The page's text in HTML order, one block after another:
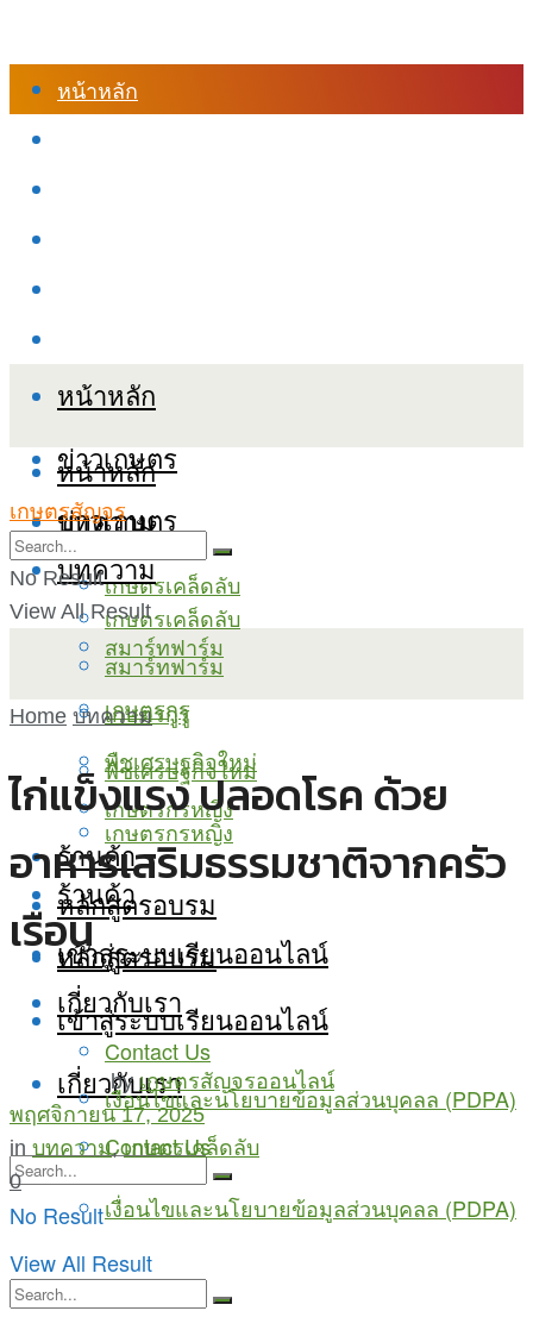
หน้าหลัก
หน้าหลัก
ข่าวเกษตร
บทความ
เกษตรเคล็ดลับ
สมาร์ทฟาร์ม
เกษตรกูรู
พืชเศรษฐกิจใหม่
เกษตรกรหญิง
ร้านค้า
หลักสูตรอบรม
เข้าสู่ระบบเรียนออนไลน์
เกี่ยวกับเรา
Contact Us
เงื่อนไขและนโยบายข้อมูลส่วนบุคลล (PDPA)
หน้าหลัก
ข่าวเกษตร
บทความ
เกษตรเคล็ดลับ
สมาร์ทฟาร์ม
เกษตรกูรู
พืชเศรษฐกิจใหม่
เกษตรกรหญิง
ร้านค้า
หลักสูตรอบรม
เข้าสู่ระบบเรียนออนไลน์
เกี่ยวกับเรา
Contact Us
เงื่อนไขและนโยบายข้อมูลส่วนบุคลล (PDPA)
No Result
View All Result
เกษตรสัญจร
No Result
View All Result
Home บทความ
ไก่แข็งแรง ปลอดโรค ด้วย
อาหารเสริมธรรมชาติจากครัว
เรือน
by เกษตรสัญจรออนไลน์
พฤศจิกายน 17, 2025
in บทความ,เกษตรเคล็ดลับ
0